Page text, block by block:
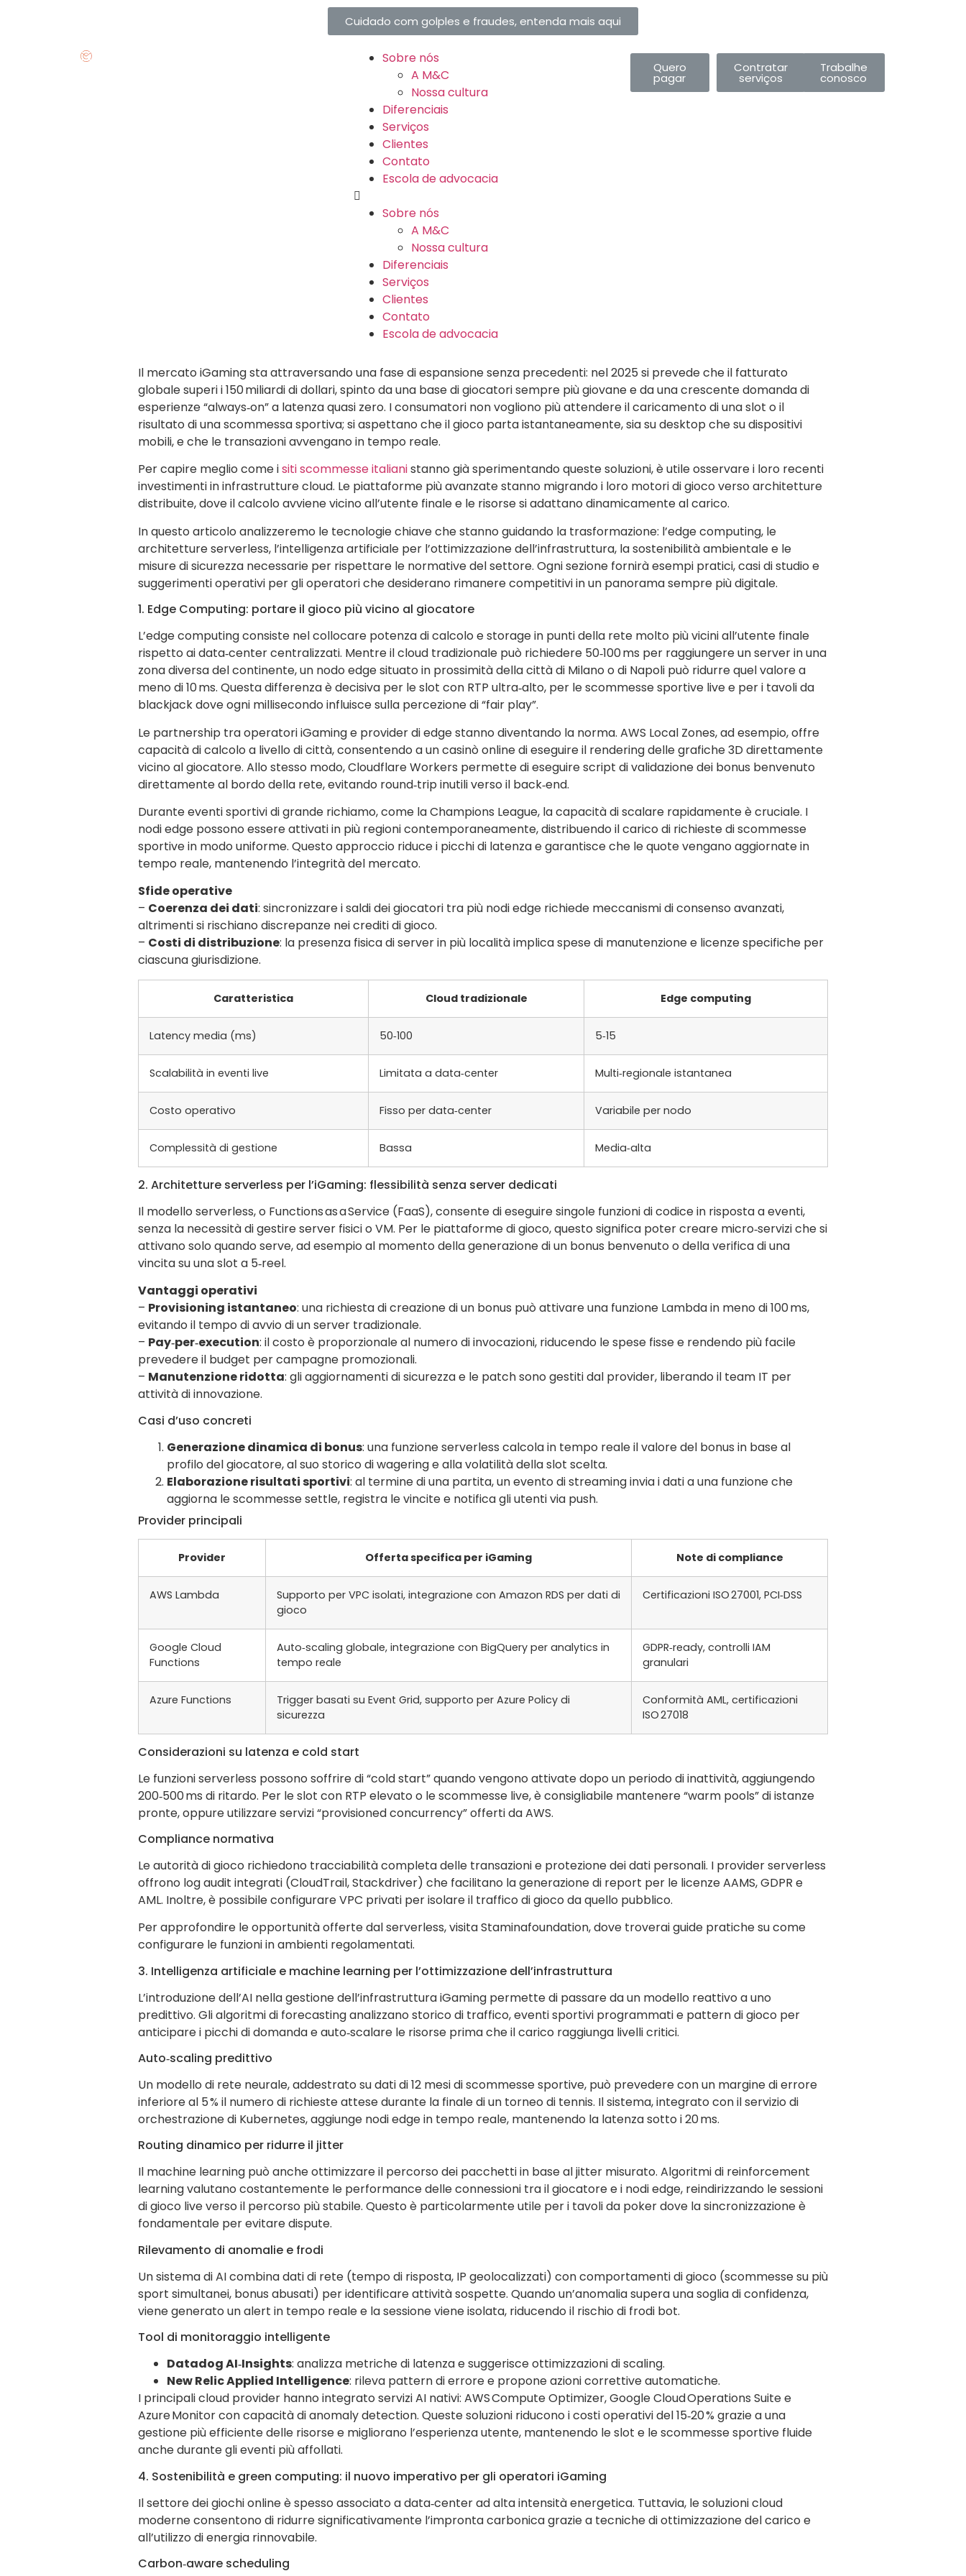
Cuidado com golples e fraudes, entenda mais aqui
Sobre nós
A M&C
Nossa cultura
Diferenciais
Serviços
Clientes
Contato
Escola de advocacia
Sobre nós
A M&C
Nossa cultura
Diferenciais
Serviços
Clientes
Contato
Escola de advocacia
Quero
pagar
Contratar
serviços
Trabalhe
conosco
Il mercato iGaming sta attraversando una fase di espansione senza precedenti: nel 2025 si prevede che il fatturato
globale superi i 150 miliardi di dollari, spinto da una base di giocatori sempre più giovane e da una crescente domanda di
esperienze “always‑on” a latenza quasi zero. I consumatori non vogliono più attendere il caricamento di una slot o il
risultato di una scommessa sportiva; si aspettano che il gioco parta istantaneamente, sia su desktop che su dispositivi
mobili, e che le transazioni avvengano in tempo reale.
Per capire meglio come isiti scommesse italianistanno già sperimentando queste soluzioni, è utile osservare i loro recenti
investimenti in infrastrutture cloud. Le piattaforme più avanzate stanno migrando i loro motori di gioco verso architetture
distribuite, dove il calcolo avviene vicino all’utente finale e le risorse si adattano dinamicamente al carico.
In questo articolo analizzeremo le tecnologie chiave che stanno guidando la trasformazione: l’edge computing, le
architetture serverless, l’intelligenza artificiale per l’ottimizzazione dell’infrastruttura, la sostenibilità ambientale e le
misure di sicurezza necessarie per rispettare le normative del settore. Ogni sezione fornirà esempi pratici, casi di studio e
suggerimenti operativi per gli operatori che desiderano rimanere competitivi in un panorama sempre più digitale.
1. Edge Computing: portare il gioco più vicino al giocatore
L’edge computing consiste nel collocare potenza di calcolo e storage in punti della rete molto più vicini all’utente finale
rispetto ai data‑center centralizzati. Mentre il cloud tradizionale può richiedere 50‑100 ms per raggiungere un server in una
zona diversa del continente, un nodo edge situato in prossimità della città di Milano o di Napoli può ridurre quel valore a
meno di 10 ms. Questa differenza è decisiva per le slot con RTP ultra‑alto, per le scommesse sportive live e per i tavoli da
blackjack dove ogni millisecondo influisce sulla percezione di “fair play”.
Le partnership tra operatori iGaming e provider di edge stanno diventando la norma. AWS Local Zones, ad esempio, offre
capacità di calcolo a livello di città, consentendo a un casinò online di eseguire il rendering delle grafiche 3D direttamente
vicino al giocatore. Allo stesso modo, Cloudflare Workers permette di eseguire script di validazione dei bonus benvenuto
direttamente al bordo della rete, evitando round‑trip inutili verso il back‑end.
Durante eventi sportivi di grande richiamo, come la Champions League, la capacità di scalare rapidamente è cruciale. I
nodi edge possono essere attivati in più regioni contemporaneamente, distribuendo il carico di richieste di scommesse
sportive in modo uniforme. Questo approccio riduce i picchi di latenza e garantisce che le quote vengano aggiornate in
tempo reale, mantenendo l’integrità del mercato.
Sfide operative
– Coerenza dei dati: sincronizzare i saldi dei giocatori tra più nodi edge richiede meccanismi di consenso avanzati,
altrimenti si rischiano discrepanze nei crediti di gioco.
– Costi di distribuzione: la presenza fisica di server in più località implica spese di manutenzione e licenze specifiche per
ciascuna giurisdizione.
Caratteristica Cloud tradizionale Edge computing
Latency media (ms) 50‑100 5‑15
Scalabilità in eventi live Limitata a data‑center Multi‑regionale istantanea
Costo operativo Fisso per data‑center Variabile per nodo
Complessità di gestione Bassa Media‑alta
2. Architetture serverless per l’iGaming: flessibilità senza server dedicati
Il modello serverless, o Functions as a Service (FaaS), consente di eseguire singole funzioni di codice in risposta a eventi,
senza la necessità di gestire server fisici o VM. Per le piattaforme di gioco, questo significa poter creare micro‑servizi che si
attivano solo quando serve, ad esempio al momento della generazione di un bonus benvenuto o della verifica di una
vincita su una slot a 5‑reel.
Vantaggi operativi
– Provisioning istantaneo: una richiesta di creazione di un bonus può attivare una funzione Lambda in meno di 100 ms,
evitando il tempo di avvio di un server tradizionale.
– Pay‑per‑execution: il costo è proporzionale al numero di invocazioni, riducendo le spese fisse e rendendo più facile
prevedere il budget per campagne promozionali.
– Manutenzione ridotta: gli aggiornamenti di sicurezza e le patch sono gestiti dal provider, liberando il team IT per
attività di innovazione.
Casi d’uso concreti
Generazione dinamica di bonus: una funzione serverless calcola in tempo reale il valore del bonus in base al
profilo del giocatore, al suo storico di wagering e alla volatilità della slot scelta.
Elaborazione risultati sportivi: al termine di una partita, un evento di streaming invia i dati a una funzione che
aggiorna le scommesse settle, registra le vincite e notifica gli utenti via push.
Provider principali
Provider Offerta specifica per iGaming Note di compliance
AWS Lambda
Supporto per VPC isolati, integrazione con Amazon RDS per dati di
gioco
Certificazioni ISO 27001, PCI‑DSS
Google Cloud
Functions
Auto‑scaling globale, integrazione con BigQuery per analytics in
tempo reale
GDPR‑ready, controlli IAM
granulari
Azure Functions
Trigger basati su Event Grid, supporto per Azure Policy di
sicurezza
Conformità AML, certificazioni
ISO 27018
Considerazioni su latenza e cold start
Le funzioni serverless possono soffrire di “cold start” quando vengono attivate dopo un periodo di inattività, aggiungendo
200‑500 ms di ritardo. Per le slot con RTP elevato o le scommesse live, è consigliabile mantenere “warm pools” di istanze
pronte, oppure utilizzare servizi “provisioned concurrency” offerti da AWS.
Compliance normativa
Le autorità di gioco richiedono tracciabilità completa delle transazioni e protezione dei dati personali. I provider serverless
offrono log audit integrati (CloudTrail, Stackdriver) che facilitano la generazione di report per le licenze AAMS, GDPR e
AML. Inoltre, è possibile configurare VPC privati per isolare il traffico di gioco da quello pubblico.
Per approfondire le opportunità offerte dal serverless, visita Staminafoundation, dove troverai guide pratiche su come
configurare le funzioni in ambienti regolamentati.
3. Intelligenza artificiale e machine learning per l’ottimizzazione dell’infrastruttura
L’introduzione dell’AI nella gestione dell’infrastruttura iGaming permette di passare da un modello reattivo a uno
predittivo. Gli algoritmi di forecasting analizzano storico di traffico, eventi sportivi programmati e pattern di gioco per
anticipare i picchi di domanda e auto‑scalare le risorse prima che il carico raggiunga livelli critici.
Auto‑scaling predittivo
Un modello di rete neurale, addestrato su dati di 12 mesi di scommesse sportive, può prevedere con un margine di errore
inferiore al 5 % il numero di richieste attese durante la finale di un torneo di tennis. Il sistema, integrato con il servizio di
orchestrazione di Kubernetes, aggiunge nodi edge in tempo reale, mantenendo la latenza sotto i 20 ms.
Routing dinamico per ridurre il jitter
Il machine learning può anche ottimizzare il percorso dei pacchetti in base al jitter misurato. Algoritmi di reinforcement
learning valutano costantemente le performance delle connessioni tra il giocatore e i nodi edge, reindirizzando le sessioni
di gioco live verso il percorso più stabile. Questo è particolarmente utile per i tavoli da poker dove la sincronizzazione è
fondamentale per evitare dispute.
Rilevamento di anomalie e frodi
Un sistema di AI combina dati di rete (tempo di risposta, IP geolocalizzati) con comportamenti di gioco (scommesse su più
sport simultanei, bonus abusati) per identificare attività sospette. Quando un’anomalia supera una soglia di confidenza,
viene generato un alert in tempo reale e la sessione viene isolata, riducendo il rischio di frodi bot.
Tool di monitoraggio intelligente
Datadog AI‑Insights: analizza metriche di latenza e suggerisce ottimizzazioni di scaling.
New Relic Applied Intelligence: rileva pattern di errore e propone azioni correttive automatiche.
I principali cloud provider hanno integrato servizi AI nativi: AWS Compute Optimizer, Google Cloud Operations Suite e
Azure Monitor con capacità di anomaly detection. Queste soluzioni riducono i costi operativi del 15‑20 % grazie a una
gestione più efficiente delle risorse e migliorano l’esperienza utente, mantenendo le slot e le scommesse sportive fluide
anche durante gli eventi più affollati.
4. Sostenibilità e green computing: il nuovo imperativo per gli operatori iGaming
Il settore dei giochi online è spesso associato a data‑center ad alta intensità energetica. Tuttavia, le soluzioni cloud
moderne consentono di ridurre significativamente l’impronta carbonica grazie a tecniche di ottimizzazione del carico e
all’utilizzo di energia rinnovabile.
Carbon‑aware scheduling